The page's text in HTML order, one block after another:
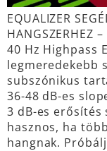
EQUALIZER
HANGSZERHEZ
40 Hz Highpass
legmeredekebb
subszónikus
36-48 dB-es
3 dB-es erősítés
hasznos, ha
hangnak.